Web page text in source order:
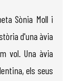
Sònia Moll i
d'una àvia
vol. Una àvia
els seus